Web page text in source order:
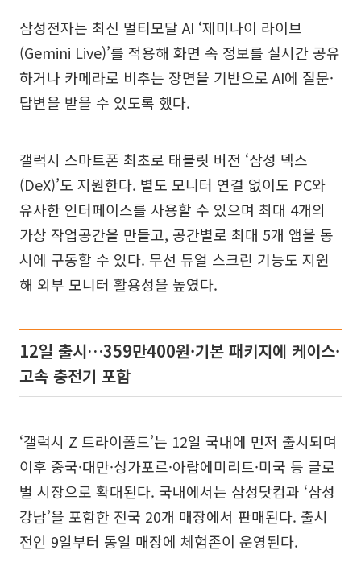
삼성전자는 최신 멀티모달 AI ‘제미나이 라이브
(Gemini Live)’를 적용해 화면 속 정보를 실시간 공유
하거나 카메라로 비추는 장면을 기반으로 AI에 질문·
답변을 받을 수 있도록 했다.
갤럭시 스마트폰 최초로 태블릿 버전 ‘삼성 덱스
(DeX)’도 지원한다. 별도 모니터 연결 없이도 PC와
유사한 인터페이스를 사용할 수 있으며 최대 4개의
가상 작업공간을 만들고, 공간별로 최대 5개 앱을 동
시에 구동할 수 있다. 무선 듀얼 스크린 기능도 지원
해 외부 모니터 활용성을 높였다.
12일 출시…359만400원·기본 패키지에 케이스·
고속 충전기 포함
‘갤럭시 Z 트라이폴드’는 12일 국내에 먼저 출시되며
이후 중국·대만·싱가포르·아랍에미리트·미국 등 글로
벌 시장으로 확대된다. 국내에서는 삼성닷컴과 ‘삼성
강남’을 포함한 전국 20개 매장에서 판매된다. 출시
전인 9일부터 동일 매장에 체험존이 운영된다.